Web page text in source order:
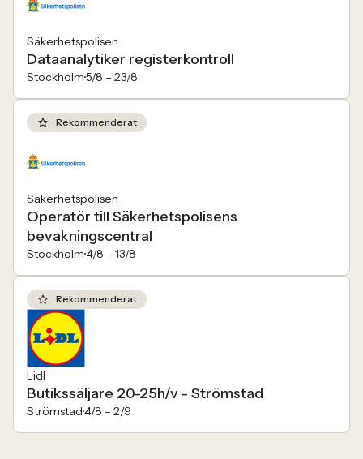
Säkerhetspolisen
Dataanalytiker registerkontroll
Stockholm5/8 – 23/8
Rekommenderat
Säkerhetspolisen
Operatör till Säkerhetspolisens
bevakningscentral
Stockholm4/8 – 13/8
Rekommenderat
Lidl
Butikssäljare 20-25h/v - Strömstad
Strömstad4/8 – 2/9